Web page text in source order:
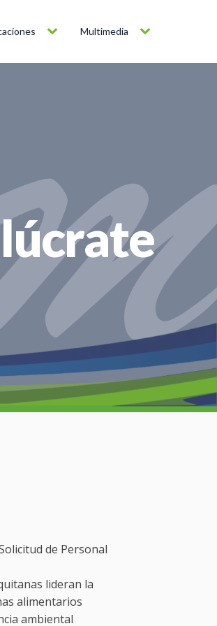
Multimedia
de Personal
lideran la
alimentarios
ambiental